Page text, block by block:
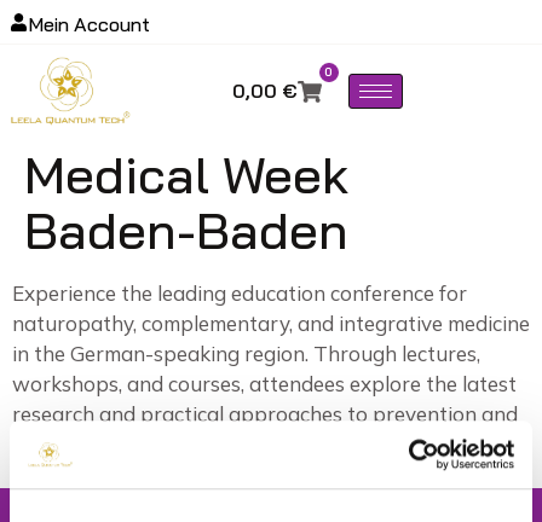
Mein Account
0,00 €
0
Medical Week
Baden-Baden
Experience the leading education conference for
naturopathy, complementary, and integrative medicine
in the German-speaking region. Through lectures,
workshops, and courses, attendees explore the latest
research and practical approaches to prevention and
treatment.